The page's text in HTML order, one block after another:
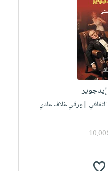
الثقافي |ورقي غلاف عادي